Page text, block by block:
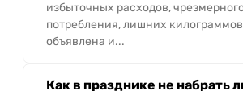
избыточных расходов,
потребления, лишних
объявлена и...
Как в празднике не набрать